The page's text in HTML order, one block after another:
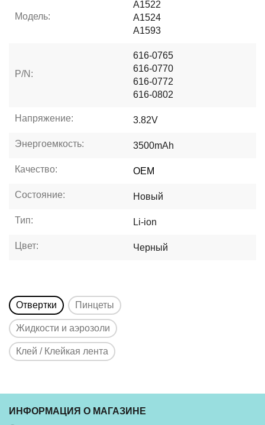
Модель:
A1522
A1524
A1593
P/N:
616-0765
616-0770
616-0772
616-0802
Напряжение: 3.82V
Энергоемкость: 3500mAh
Качество: OEM
Состояние: Новый
Тип: Li-ion
Цвет: Черный
Отвертки Пинцеты
Жидкости и аэрозоли
Клей / Клейкая лента
ИНФОРМАЦИЯ О МАГАЗИНЕ